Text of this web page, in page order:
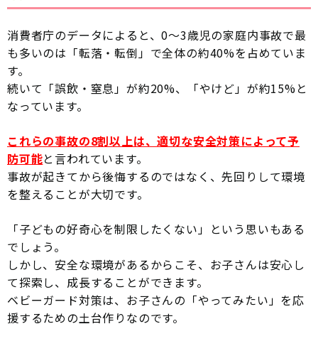
消費者庁のデータによると、0〜3歳児の家庭内事故で最
も多いのは「転落・転倒」で全体の約40%を占めていま
す。
続いて「誤飲・窒息」が約20%、「やけど」が約15%と
なっています。
これらの事故の8割以上は、適切な安全対策によって予
防可能と言われています。
事故が起きてから後悔するのではなく、先回りして環境
を整えることが大切です。
「子どもの好奇心を制限したくない」という思いもある
でしょう。
しかし、安全な環境があるからこそ、お子さんは安心し
て探索し、成長することができます。
ベビーガード対策は、お子さんの「やってみたい」を応
援するための土台作りなのです。